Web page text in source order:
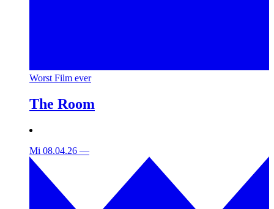
Worst Film ever
The Room
Mi 08.04.26 —